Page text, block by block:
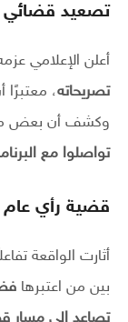
تصعيد قضائي
أعلن الإعلامي
تصريحاته،
وكشف أن بعض
تواصلوا مع
قضية رأي عام
أثارت الواقعة
بين من اعتبرها